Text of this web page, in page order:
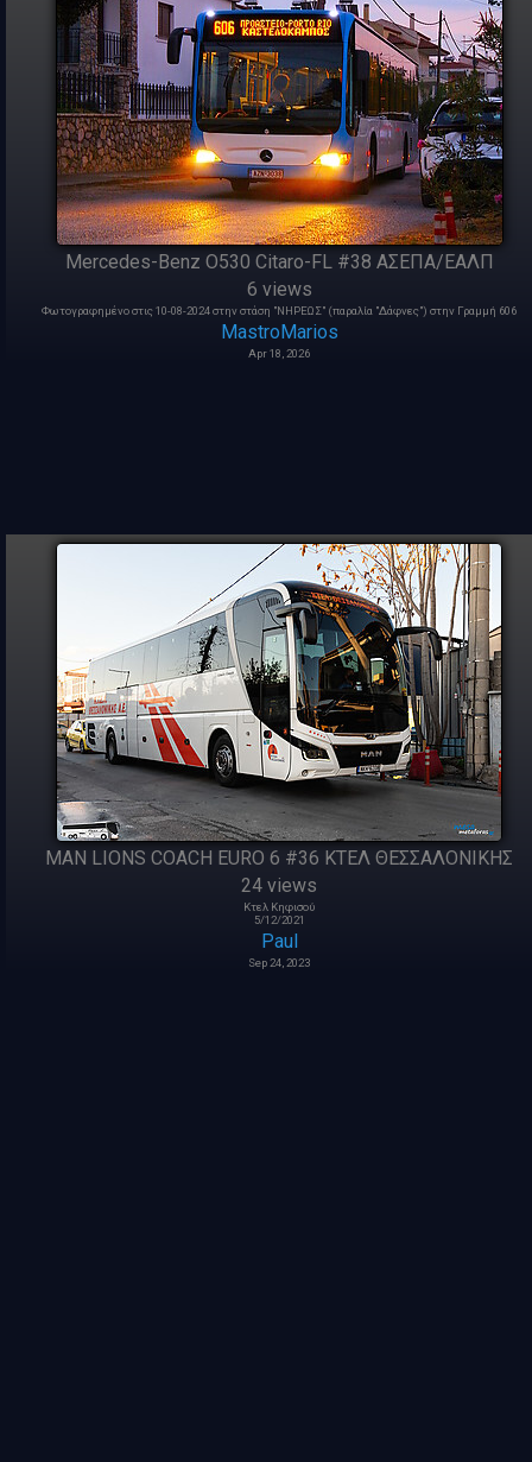
Mercedes-Benz O530 Citaro-FL #38 ΑΣΕΠΑ/ΕΑΛΠ
6 views
Φωτογραφημένο στις 10-08-2024 στην στάση "ΝΗΡΕΩΣ" (παραλία "Δάφνες") στην Γραμμή 606
MastroMarios
Apr 18, 2026
MAN LIONS COACH EURO 6 #36 ΚΤΕΛ ΘΕΣΣΑΛΟΝΙΚΗΣ
24 views
Κτελ Κηφισού
5/12/2021
Paul
Sep 24, 2023